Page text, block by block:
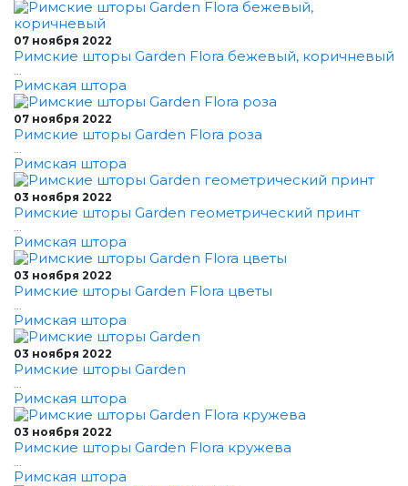
07 ноября 2022
Римские шторы Garden Flora бежевый, коричневый
...
Римская штора
07 ноября 2022
Римские шторы Garden Flora роза
...
Римская штора
03 ноября 2022
Римские шторы Garden геометрический принт
...
Римская штора
03 ноября 2022
Римские шторы Garden Flora цветы
...
Римская штора
03 ноября 2022
Римские шторы Garden
...
Римская штора
03 ноября 2022
Римские шторы Garden Flora кружева
...
Римская штора